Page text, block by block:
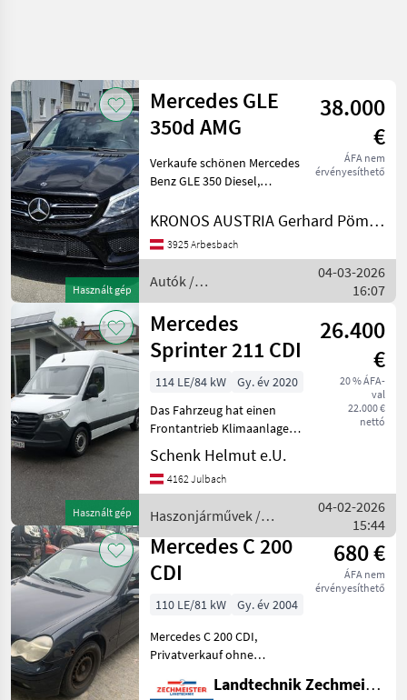
Használt gép
Mercedes GLE
350d AMG
38.000
€
ÁFA nem
érvényesíthető
Verkaufe schönen Mercedes
Benz GLE 350 Diesel,
Baujahr 08/2018 mit ca.
Luftfahrwerk, neue Batterie,
KRONOS AUSTRIA Gerhard Pömmer e.U.
3925 Arbesbach
Autók /
Motorkerékpárok /
Mercedes
04-03-2026
16:07
Használt gép
Mercedes
Sprinter 211 CDI
26.400
€
20 % ÁFA-
val
22.000 €
nettó
114 LE/84 kW
Gy. év 2020
Das Fahrzeug hat einen
Frontantrieb Klimaanlage
Zentralverriegelung mit
Funk Radio mit
Freisprechanlage Motor 651
WDB9106231P169856
Irrtümer vorbe
Schenk Helmut e.U.
4162 Julbach
Haszonjárművek /
Mercedes
04-02-2026
15:44
Mercedes C 200
CDI
680 €
ÁFA nem
érvényesíthető
110 LE/81 kW
Gy. év 2004
Mercedes C 200 CDI,
Privatverkauf ohne
Ersatzteilträger, bei Fragen -
Landtechnik Zechmeister GmbH & Co KG